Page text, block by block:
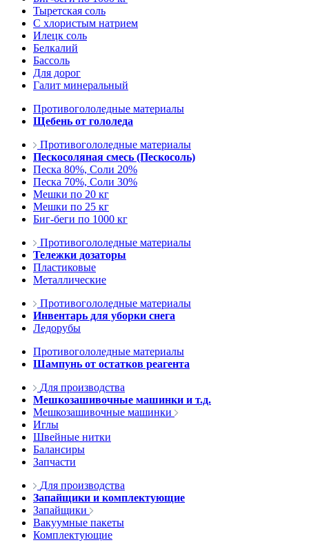
Тыретская соль
С хлористым натрием
Илецк соль
Белкалий
Бассоль
Для дорог
Галит минеральный
Противогололедные материалы
Щебень от гололеда
Противогололедные материалы
Пескосоляная смесь (Пескосоль)
Песка 80%, Соли 20%
Песка 70%, Соли 30%
Мешки по 20 кг
Мешки по 25 кг
Биг-беги по 1000 кг
Противогололедные материалы
Тележки дозаторы
Пластиковые
Металлические
Противогололедные материалы
Инвентарь для уборки снега
Ледорубы
Противогололедные материалы
Шампунь от остатков реагента
Для производства
Мешкозашивочные машинки и т.д.
Мешкозашивочные машинки
Иглы
Швейные нитки
Балансиры
Запчасти
Для производства
Запайщики и комплектующие
Запайщики
Вакуумные пакеты
Комплектующие